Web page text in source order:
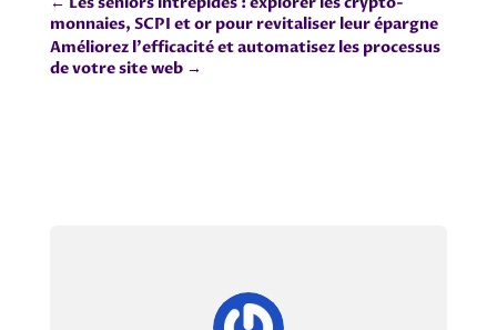
monnaies, SCPI et or pour revitaliser leur épargne
Améliorez l'efficacité et automatisez les processus
de votre site web→